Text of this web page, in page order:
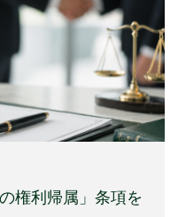
権利帰属」条項を